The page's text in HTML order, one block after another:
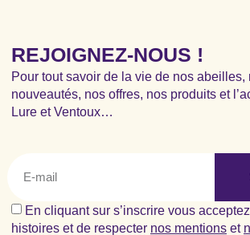
REJOIGNEZ-NOUS !
Pour tout savoir de la vie de nos abeilles,
nouveautés, nos offres, nos produits et
Lure et Ventoux…
En cliquant sur s’inscrire vous
histoires et de respecter nos mentions et